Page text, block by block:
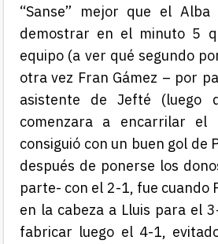
“Sanse” mejor que el
demostrar en el minuto 5
equipo (a ver qué segundo
otra vez Fran Gámez – por
asistente de Jefté (luego
comenzara a encarrilar
consiguió con un buen gol de
después de ponerse los
parte- con el 2-1, fue cuando
en la cabeza a Lluis para el
fabricar luego el 4-1,